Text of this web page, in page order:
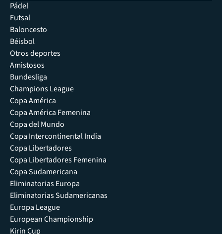
Pádel
Futsal
Baloncesto
Béisbol
Otros deportes
Amistosos
Bundesliga
Champions League
Copa América
Copa América Femenina
Copa del Mundo
Copa Intercontinental India
Copa Libertadores
Copa Libertadores Femenina
Copa Sudamericana
Eliminatorias Europa
Eliminatorias Sudamericanas
Europa League
European Championship
Kirin Cup